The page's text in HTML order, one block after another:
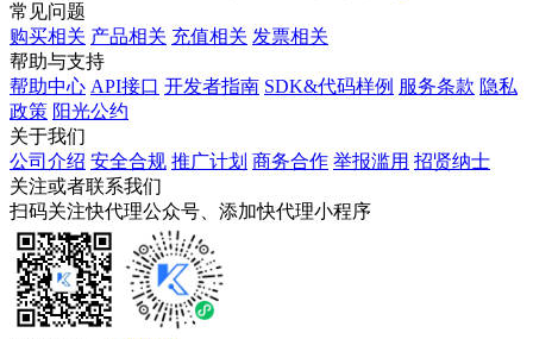
常见问题
购买相关 产品相关 充值相关 发票相关
帮助与支持
帮助中心 API接口 开发者指南 SDK&代码样例 服务条款 隐私
政策 阳光公约
关于我们
公司介绍 安全合规 推广计划 商务合作 举报滥用 招贤纳士
关注或者联系我们
扫码关注快代理公众号、添加快代理小程序